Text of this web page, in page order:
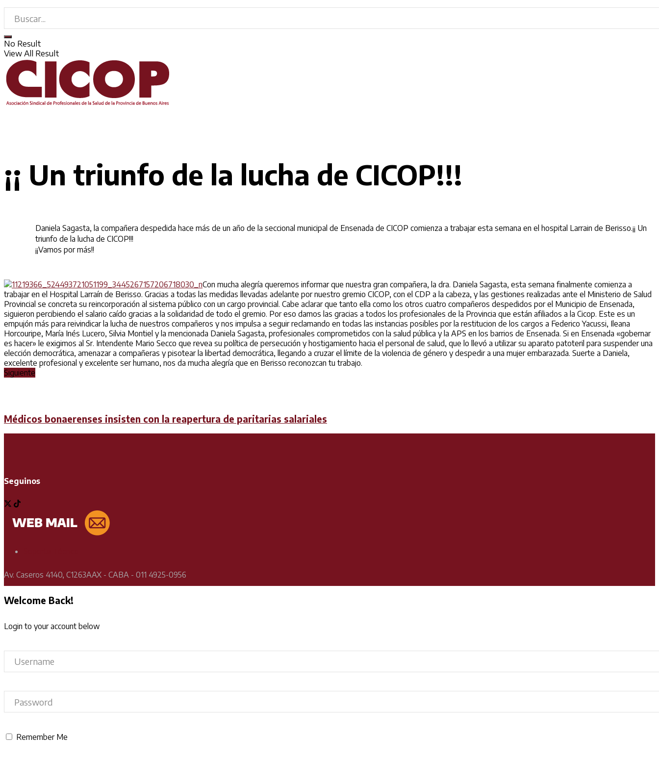
No Result
View All Result
¡¡ Un triunfo de la lucha de CICOP!!!
Daniela Sagasta, la compañera despedida hace más de un año de la seccional municipal de Ensenada de CICOP comienza a trabajar esta semana en el hospital Larrain de Berisso.¡¡ Un
triunfo de la lucha de CICOP!!!
¡¡Vamos por más!!
Con mucha alegría queremos informar que nuestra gran compañera, la dra. Daniela Sagasta, esta semana finalmente comienza a
trabajar en el Hospital Larraín de Berisso. Gracias a todas las medidas llevadas adelante por nuestro gremio CICOP, con el CDP a la cabeza, y las gestiones realizadas ante el Ministerio de Salud
Provincial se concreta su reincorporación al sistema público con un cargo provincial. Cabe aclarar que tanto ella como los otros cuatro compañeros despedidos por el Municipio de Ensenada,
siguieron percibiendo el salario caído gracias a la solidaridad de todo el gremio. Por eso damos las gracias a todos los profesionales de la Provincia que están afiliados a la Cicop. Este es un
empujón más para reivindicar la lucha de nuestros compañeros y nos impulsa a seguir reclamando en todas las instancias posibles por la restitucion de los cargos a Federico Yacussi, Ileana
Horcouripe, María Inés Lucero, Silvia Montiel y la mencionada Daniela Sagasta, profesionales comprometidos con la salud pública y la APS en los barrios de Ensenada. Si en Ensenada «gobernar
es hacer» le exigimos al Sr. Intendente Mario Secco que revea su política de persecución y hostigamiento hacia el personal de salud, que lo llevó a utilizar su aparato patoteril para suspender una
elección democrática, amenazar a compañeras y pisotear la libertad democrática, llegando a cruzar el límite de la violencia de género y despedir a una mujer embarazada. Suerte a Daniela,
excelente profesional y excelente ser humano, nos da mucha alegría que en Berisso reconozcan tu trabajo.
Siguiente
Médicos bonaerenses insisten con la reapertura de paritarias salariales
Seguinos
Av. Caseros 4140, C1263AAX - CABA - 011 4925-0956
Welcome Back!
Login to your account below
Remember Me